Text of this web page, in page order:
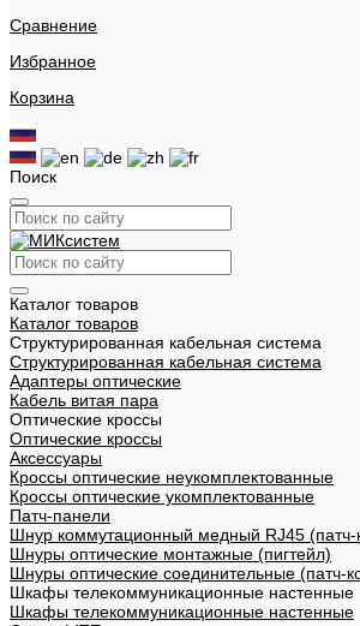
Сравнение
Избранное
Корзина
Поиск
Каталог товаров
Каталог товаров
Структурированная кабельная система
Структурированная кабельная система
Адаптеры оптические
Кабель витая пара
Оптические кроссы
Оптические кроссы
Аксессуары
Кроссы оптические неукомплектованные
Кроссы оптические укомплектованные
Патч-панели
Шнур коммутационный медный RJ45 (патч-
Шнуры оптические монтажные (пигтейл)
Шнуры оптические соединительные (патч-
Шкафы телекоммуникационные настенные
Шкафы телекоммуникационные настенные